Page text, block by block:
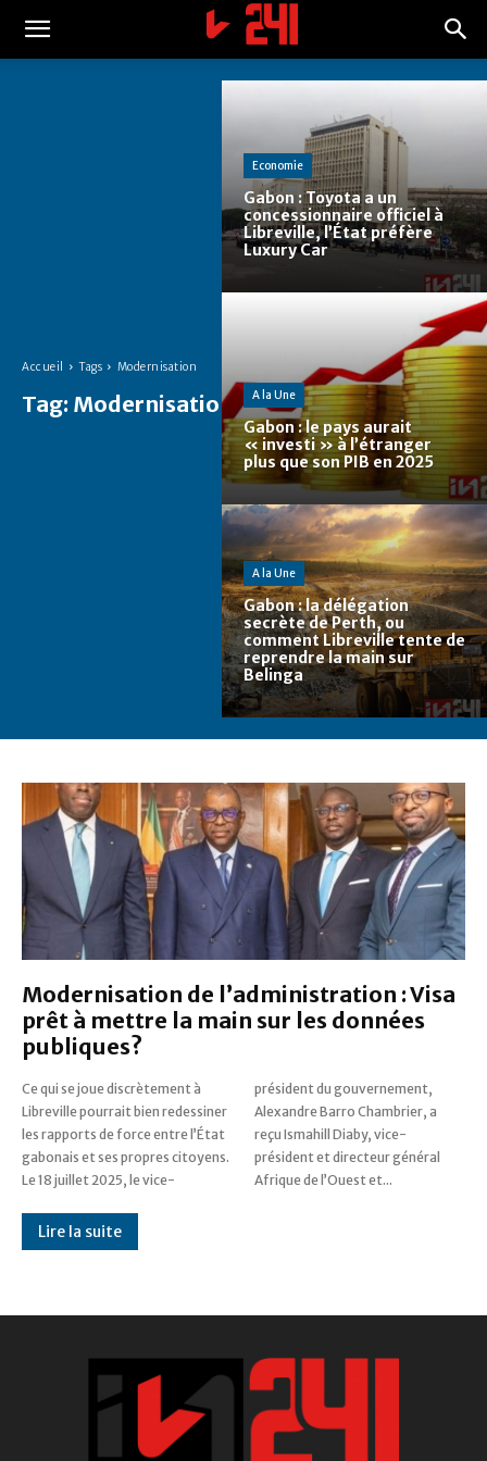
Accueil Tags Modernisation
Tag: Modernisation
Economie
Gabon : Toyota a un
concessionnaire officiel à
Libreville, l’État préfère
Luxury Car
A la Une
Gabon : le pays aurait
« investi » à l’étranger
plus que son PIB en 2025
A la Une
Gabon : la délégation
secrète de Perth, ou
comment Libreville tente de
reprendre la main sur
Belinga
Modernisation de l’administration : Visa
prêt à mettre la main sur les données
publiques?
Ce qui se joue discrètement à
Libreville pourrait bien redessiner
les rapports de force entre l’État
gabonais et ses propres citoyens.
Le 18 juillet 2025, le vice-
président du gouvernement,
Alexandre Barro Chambrier, a
reçu Ismahill Diaby, vice-
président et directeur général
Afrique de l’Ouest et...
Lire la suite